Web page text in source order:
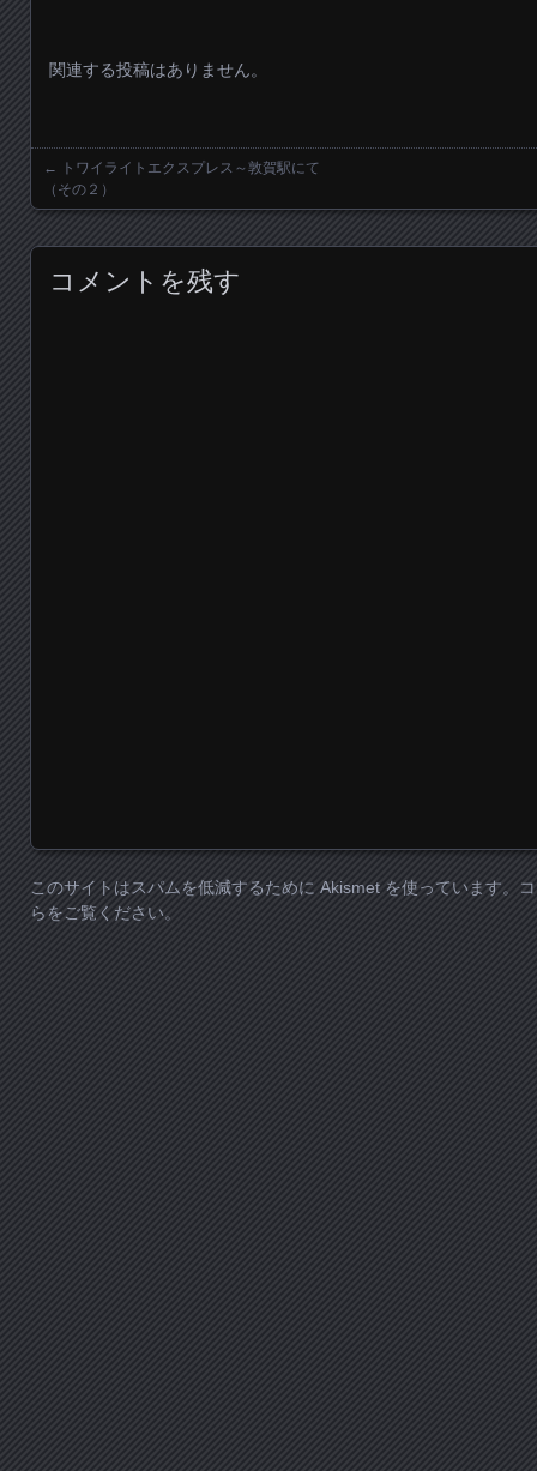
関連する投稿はありません。
Posts navigation
←
トワイライトエクスプレス～敦賀駅にて
（その２）
コメントを残す
このサイトはスパムを低減するために Akismet を使っています。
らをご覧ください。